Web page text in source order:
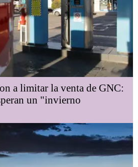
a limitar la venta de GNC:
un "invierno